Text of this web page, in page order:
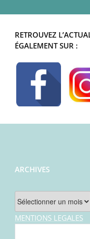
RETROUVEZ
ÉGALEMENT SUR :
ARCHIVES
MENTIONS LEGALES